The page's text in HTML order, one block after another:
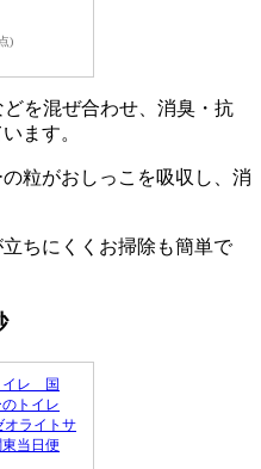
)
を混ぜ合わせ、消臭・抗
ます。
粒がおしっこを吸収し、消
ちにくくお掃除も簡単で
イレ 国
トイレ
ライトサ
当日便